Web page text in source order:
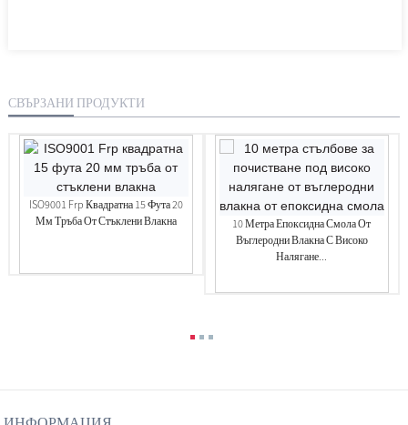
СВЪРЗАНИ ПРОДУКТИ
ISO9001 Frp Квадратна 15 Фута 20
Мм Тръба От Стъклени Влакна
10 Метра Епоксидна Смола От
Въглеродни Влакна С Високо
Налягане...